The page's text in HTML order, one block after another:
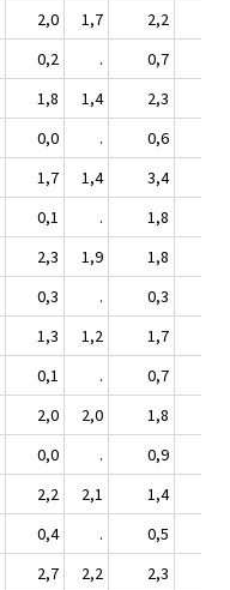
2,0 1,7 2,2
0,2 . 0,7
1,8 1,4 2,3
0,0 . 0,6
1,7 1,4 3,4
0,1 . 1,8
2,3 1,9 1,8
0,3 . 0,3
1,3 1,2 1,7
0,1 . 0,7
2,0 2,0 1,8
0,0 . 0,9
2,2 2,1 1,4
0,4 . 0,5
2,7 2,2 2,3